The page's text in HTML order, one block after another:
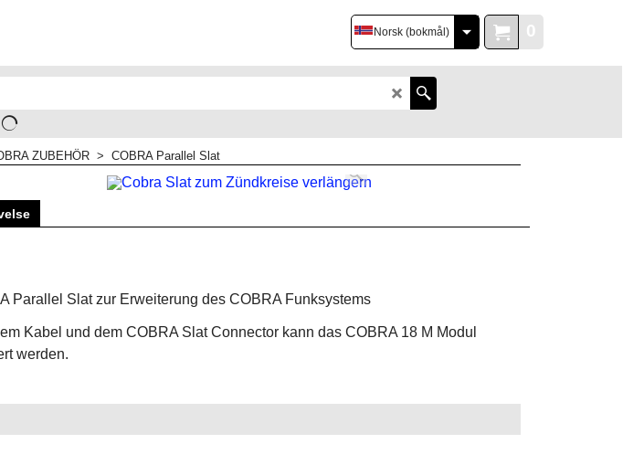
0
Norsk (bokmål)
ZUBEHÖR > COBRA Parallel Slat
Parallel Slat zur Erweiterung des COBRA Funksystems
Kabel und dem COBRA Slat Connector kann das COBRA 18 M Modul
werden.